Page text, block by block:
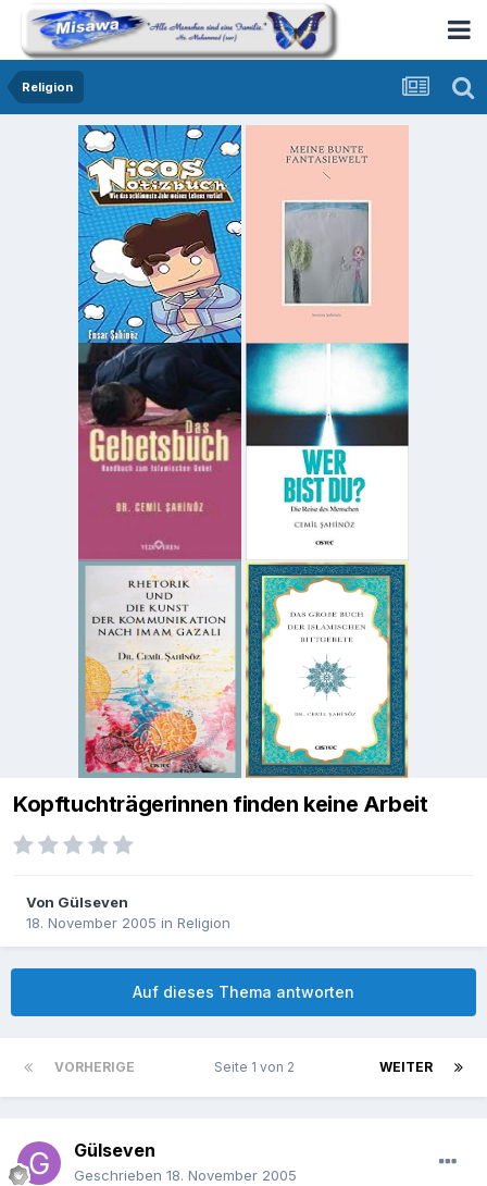
Religion
Kopftuchträgerinnen finden keine Arbeit
Von Gülseven
18. November 2005 in Religion
Auf dieses Thema antworten
VORHERIGE WEITER
Seite 1 von 2
Gülseven
Geschrieben 18. November 2005